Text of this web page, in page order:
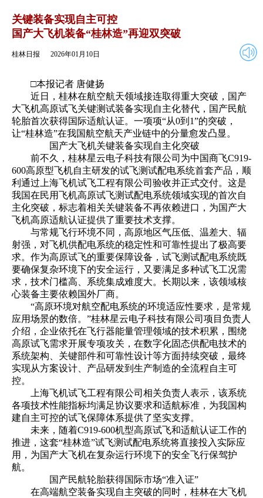
2026年01月10日
关键装备实现自主可控
国产大飞机装备“桂林造”再迎双突破
桂林日报 2026年01月10日
□本报记者 唐健扬
近日，桂林在航空航天领域接连取得重大突破，国产
大飞机高原试飞关键测试装备实现自主化替代，国产民航
轮胎首次获得国际适航认证。一项项“从0到1”的突破，
让“桂林造”在我国航空航天产业链中的分量愈发凸显。
国产大飞机关键装备实现自主化突破
前不久，桂林星云电子科技有限公司为中国商飞C919-
600高原型飞机自主研发的试飞测试配电系统首套产品，顺
利通过上海飞机试飞工程有限公司验收并正式交付。这是
我国在民用飞机高原试飞测试配电系统领域实现的首次自
主化突破，标志着相关关键装备不再依赖进口，为国产大
飞机高原适航认证提供了重要技术支撑。
与常规飞行环境不同，高原地区气压低、温差大、辐
射强，对飞机供配电系统的稳定性和可靠性提出了极高要
求。作为高原试飞的重要保障设备，试飞测试配电系统既
要确保复杂环境下的安全运行，又要满足多种试飞工况需
求，技术门槛高、系统集成难度大。长期以来，该领域核
心装备主要依赖国外厂商。
“高原环境对航空配电系统的环境适应性要求，是常规
应用场景的数倍。”桂林星云电子科技有限公司项目负责人
介绍，企业依托在飞行器能量管理领域的技术积累，围绕
高原试飞需求开展专项攻关，在数字化固态供配电技术的
系统架构、关键部件和可靠性设计等方面持续突破，最终
实现从方案设计、产品研发到生产制造的全流程自主可
控。
上海飞机试飞工程有限公司相关负责人表示，该系统
各项技术性能指标均满足协议要求和适航标准，为我国构
建自主可控的试飞保障体系提供了坚实支撑。
未来，随着C919-600机型高原试飞和适航认证工作的
推进，这套“桂林造”试飞测试配电系统将直接投入实际应
用，为国产大飞机在复杂运行环境下的安全飞行保驾护
航。
国产民航轮胎获得国际市场“准入证”
在高端航空装备实现自主突破的同时，桂林在大飞机